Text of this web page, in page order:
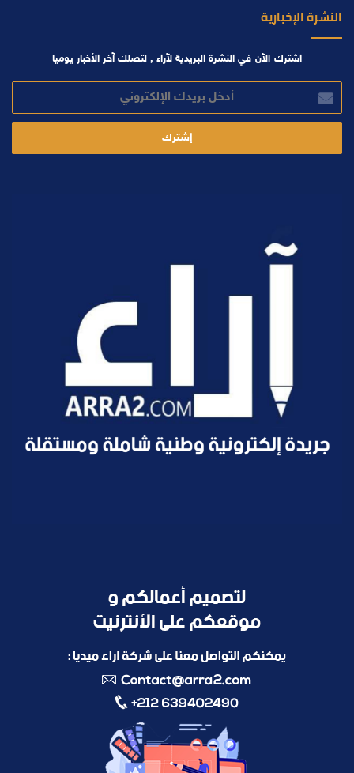
النشرة الإخبارية
اشترك الآن في النشرة البريدية لآراء , لتصلك آخر الأخبار يوميا
بريدك
الإلكتروني